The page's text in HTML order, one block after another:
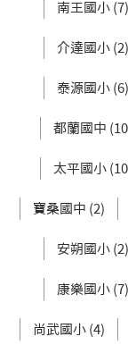
南王國小 (7)
介達國小 (2)
泰源國小 (6)
都蘭國中
太平國小
寶桑國中 (2)
安朔國小 (2)
康樂國小 (7)
尚武國小 (4)